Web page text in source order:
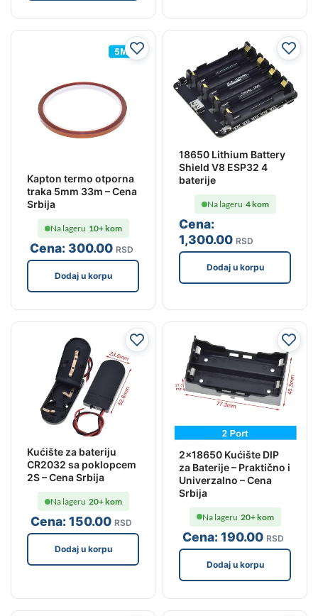
Kapton termo otporna
traka 5mm 33m – Cena
Srbija
Cena:300.00 RSD
Na lageru 10+ kom
Dodaj u korpu
18650 Lithium Battery
Shield V8 ESP32 4
baterije
Cena:
1,300.00 RSD
Na lageru 4 kom
Dodaj u korpu
Kućište za bateriju
CR2032 sa poklopcem
2S – Cena Srbija
Cena:150.00 RSD
Na lageru 20+ kom
Dodaj u korpu
2×18650 Kućište DIP
za Baterije – Praktično i
Univerzalno – Cena
Srbija
Cena:190.00 RSD
Na lageru 20+ kom
Dodaj u korpu